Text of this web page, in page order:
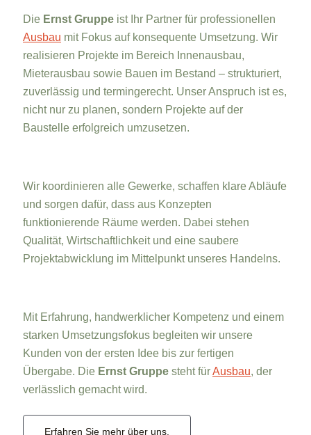
Die Ernst Gruppe ist Ihr Partner für professionellen
Ausbau mit Fokus auf konsequente Umsetzung. Wir
realisieren Projekte im Bereich Innenausbau,
Mieterausbau sowie Bauen im Bestand – strukturiert,
zuverlässig und termingerecht. Unser Anspruch ist es,
nicht nur zu planen, sondern Projekte auf der
Baustelle erfolgreich umzusetzen.
Wir koordinieren alle Gewerke, schaffen klare Abläufe
und sorgen dafür, dass aus Konzepten
funktionierende Räume werden. Dabei stehen
Qualität, Wirtschaftlichkeit und eine saubere
Projektabwicklung im Mittelpunkt unseres Handelns.
Mit Erfahrung, handwerklicher Kompetenz und einem
starken Umsetzungsfokus begleiten wir unsere
Kunden von der ersten Idee bis zur fertigen
Übergabe. Die Ernst Gruppe steht fürAusbau, der
verlässlich gemacht wird.
Erfahren Sie mehr über uns.